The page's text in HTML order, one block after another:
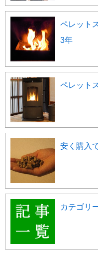
ペレット
3年
ペレット
安く購入
カテゴリ